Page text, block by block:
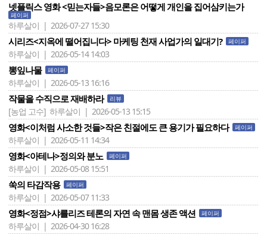
넷플릭스 영화 <믿는자들>음모론은 어떻게 개인을 집어삼키는가
페이퍼
하루살이 | 2026-07-27 15:30
시리즈<지옥에 떨어집니다> 마케팅 천재 사업가의 일대기? 페이퍼
하루살이 | 2026-05-14 14:03
뽕잎나물 페이퍼
하루살이 | 2026-05-13 16:16
작물을 수직으로 재배하라 리뷰
[농업 고수] 하루살이 | 2026-05-13 15:15
영화<이처럼 사소한 것들>작은 친절에도 큰 용기가 필요하다 페이퍼
하루살이 | 2026-05-11 14:34
영화<아테나>정의와 분노 페이퍼
하루살이 | 2026-05-08 15:51
쑥의 타감작용 페이퍼
하루살이 | 2026-05-07 11:33
영화<정점>샤를리즈 테론의 자연 속 맨몸 생존 액션 페이퍼
하루살이 | 2026-04-30 16:28